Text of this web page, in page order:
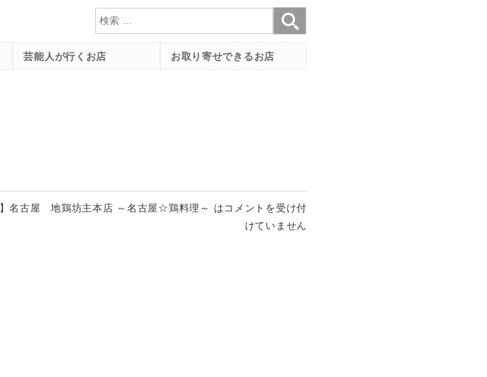
検索
】名古屋 地鶏坊主本店 ～名古屋☆鶏料理～ はコメントを受け付
けていません
芸能人が行くお店 お取り寄せできるお店